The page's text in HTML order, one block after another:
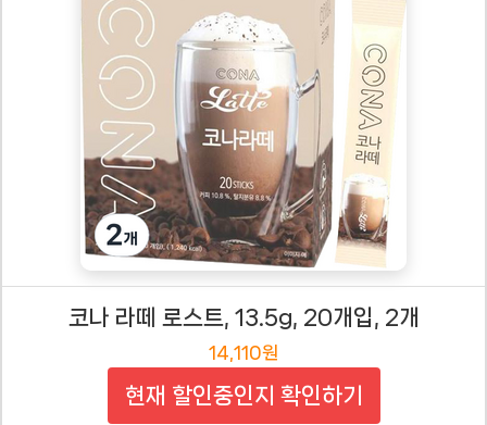
코나 라떼 로스트, 13.5g, 20개입, 2개
14,110원
현재 할인중인지 확인하기